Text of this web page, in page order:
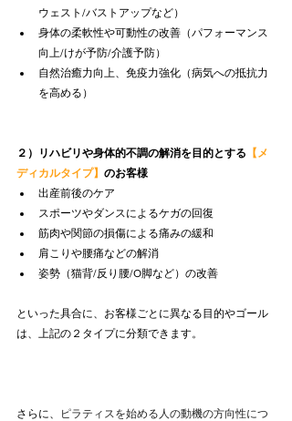
ウェスト/バストアップなど）
身体の柔軟性や可動性の改善（パフォーマンス
向上/けが予防/介護予防）
自然治癒力向上、免疫力強化（病気への抵抗力
を高める）
２）リハビリや身体的不調の解消を目的とする 【メ
ディカルタイプ】 のお客様
出産前後のケア
スポーツやダンスによるケガの回復
筋肉や関節の損傷による痛みの緩和
肩こりや腰痛などの解消
姿勢（猫背/反り腰/O脚など）の改善
といった具合に、お客様ごとに異なる目的やゴール
は、上記の２タイプに分類できます。
さらに、
ピラティスを始める人の動機の方向性につ